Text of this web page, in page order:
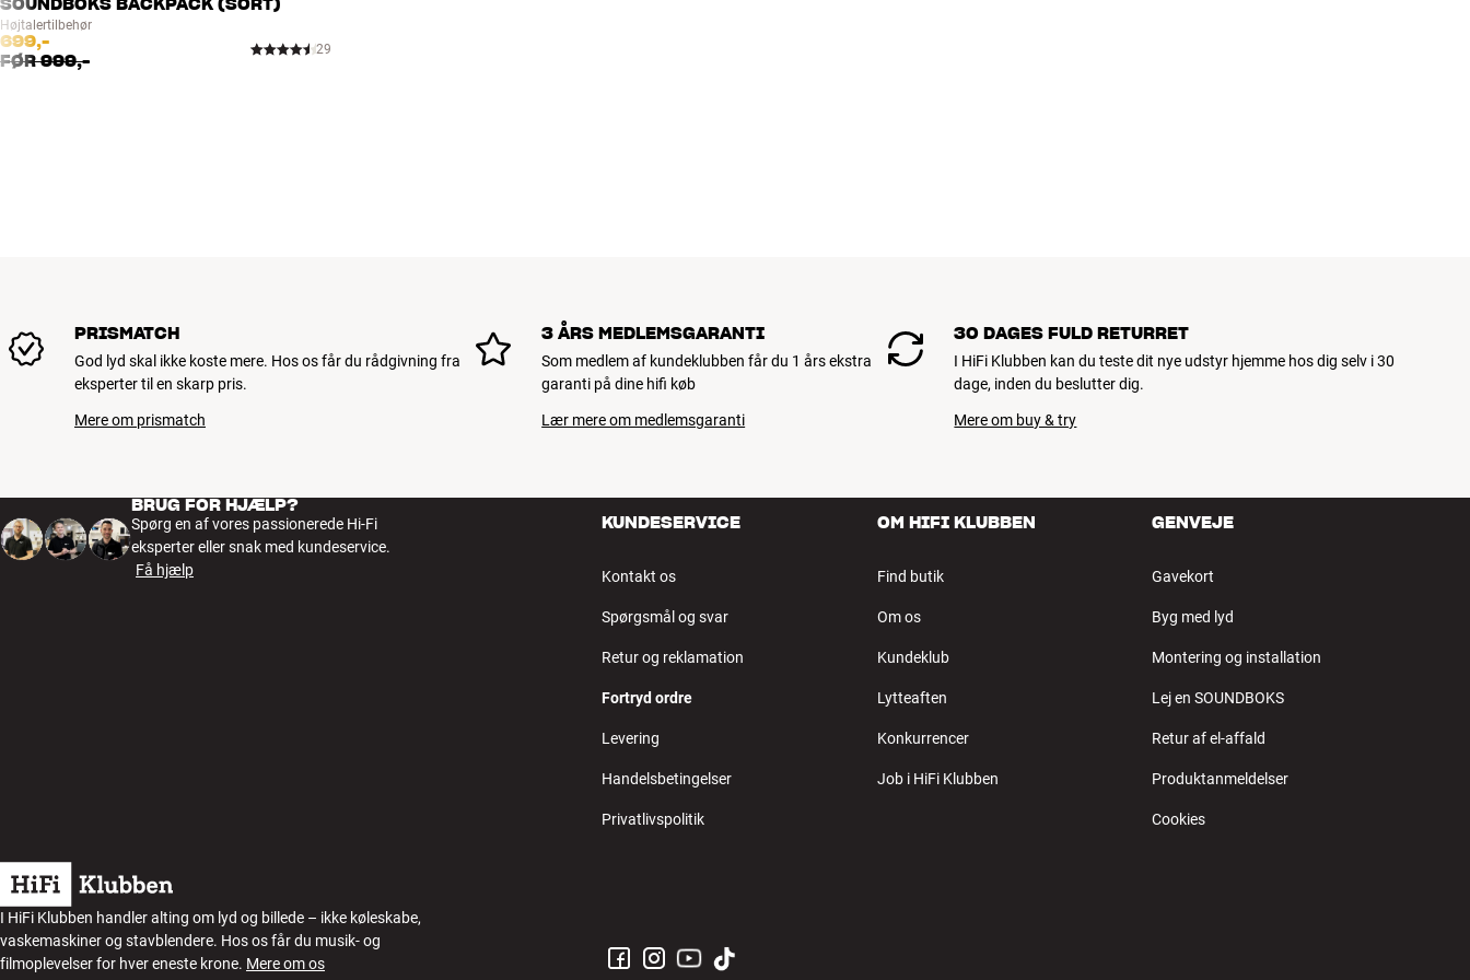
SOUNDBOKS BACKPACK (SORT)
Højtalertilbehør
699,-
FØR999,-
29
PRISMATCH
God lyd skal ikke koste mere. Hos os får du rådgivning fra
eksperter til en skarp pris.
Mere om prismatch
3 ÅRS MEDLEMSGARANTI
Som medlem af kundeklubben får du 1 års ekstra
garanti på dine hifi køb
Lær mere om medlemsgaranti
30 DAGES FULD RETURRET
I HiFi Klubben kan du teste dit nye udstyr hjemme hos dig selv i 30
dage, inden du beslutter dig.
Mere om buy & try
BRUG FOR HJÆLP?
Spørg en af vores passionerede Hi-Fi
eksperter eller snak med kundeservice.
Få hjælp
KUNDESERVICE
Kontakt os
Spørgsmål og svar
Retur og reklamation
Fortryd ordre
Levering
Handelsbetingelser
Privatlivspolitik
OM HIFI KLUBBEN
Find butik
Om os
Kundeklub
Lytteaften
Konkurrencer
Job i HiFi Klubben
GENVEJE
Gavekort
Byg med lyd
Montering og installation
Lej en SOUNDBOKS
Retur af el-affald
Produktanmeldelser
Cookies
I HiFi Klubben handler alting om lyd og billede – ikke køleskabe,
vaskemaskiner og stavblendere. Hos os får du musik- og
filmoplevelser for hver eneste krone. Mere om os